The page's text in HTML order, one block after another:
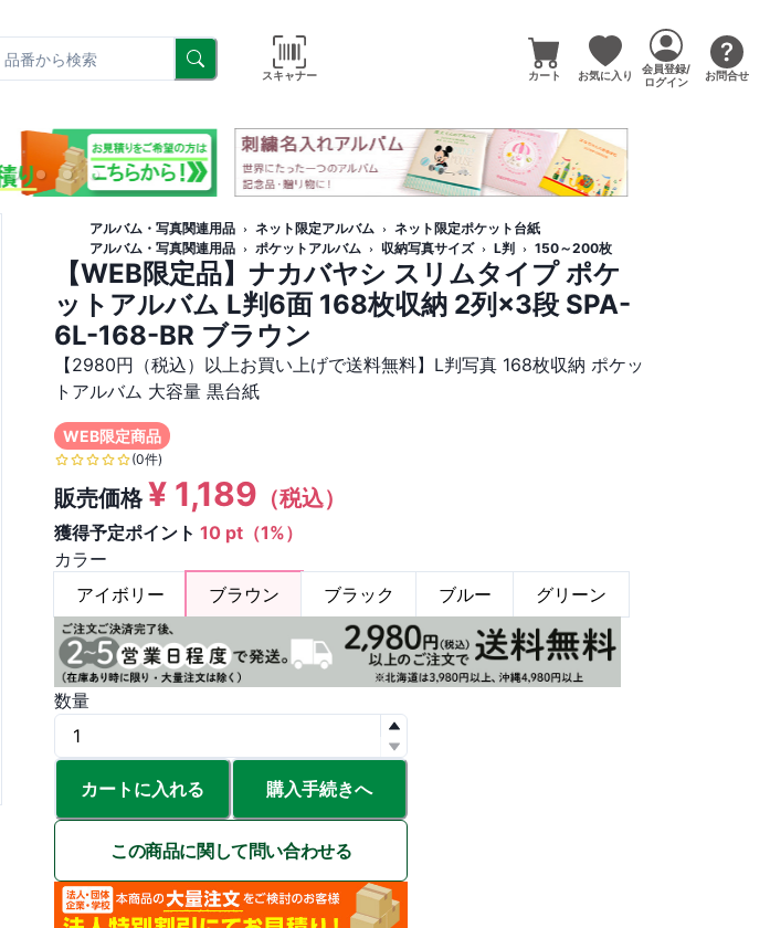
スキャナー カート お気に入り
会員登録/
ログイン
お問合せ
アルバム・写真関連用品 ネット限定アルバム
ネット限定ポケット台紙
アルバム・写真関連用品
ポケットアルバム 収納写真サイズ L判 150～200枚
【WEB限定品】ナカバヤシ スリムタイプ ポケ
ットアルバム L判6面 168枚収納 2列×3段 SPA-
6L-168-BR ブラウン
【2980円（税込）以上お買い上げで送料無料】L判写真 168枚収納 ポケッ
トアルバム 大容量 黒台紙
WEB限定商品
(0件)
販売価格¥ 1,189 （税込）
獲得予定ポイント 10 pt（1%）
カラー
アイボリー
ブラウン ブラック ブルー グリーン
数量
カートに入れる 購入手続きへ
この商品に関して問い合わせる